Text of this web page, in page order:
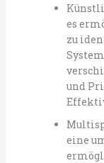
es
zu
und
eine